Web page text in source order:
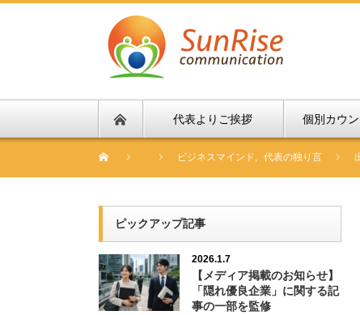
代表よりご挨拶 個別カウ
ビジネスマインド, 代表の独り言
ピックアップ記事
2026.1.7
【メディア掲載のお知らせ】
「隠れ優良企業」に関する記
事の一部を監修